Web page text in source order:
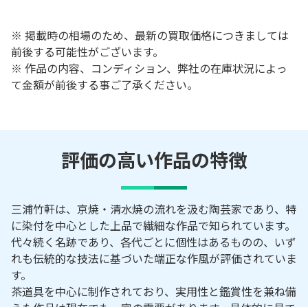
※ 掲載時の相場のため、最新の買取価格につきましては
前後する可能性がございます。
※ 作品の内容、コンディション、弊社の在庫状況によっ
て金額が前後する事ご了承ください。
評価の高い作品の特徴
三浦竹軒は、京焼・清水焼の流れを汲む陶芸家であり、特
に染付を中心とした上品で繊細な作品で知られています。
代々続く名跡であり、各代ごとに個性はあるものの、いず
れも伝統的な技法に基づいた端正な作風が評価されていま
す。
茶道具を中心に制作されており、実用性と鑑賞性を兼ね備